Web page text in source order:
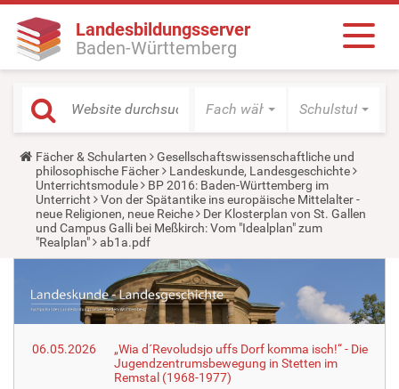
Landesbildungsserver
Baden-Württemberg
Fach wählen Schulstufe
Y
o
u
a
r
e
h
e
:
Fächer & Schularten
Gesellschaftswissenschaftliche und
philosophische Fächer
Landeskunde, Landesgeschichte
Unterrichtsmodule
BP 2016: Baden-Württemberg im
Unterricht
Von der Spätantike ins europäische Mittelalter -
neue Religionen, neue Reiche
Der Klosterplan von St. Gallen
und Campus Galli bei Meßkirch: Vom "Idealplan" zum
"Realplan"
ab1a.pdf
06.05.2026
„Wia d´Revoludsjo uffs Dorf komma isch!“ - Die
Jugendzentrumsbewegung in Stetten im
Remstal (1968-1977)